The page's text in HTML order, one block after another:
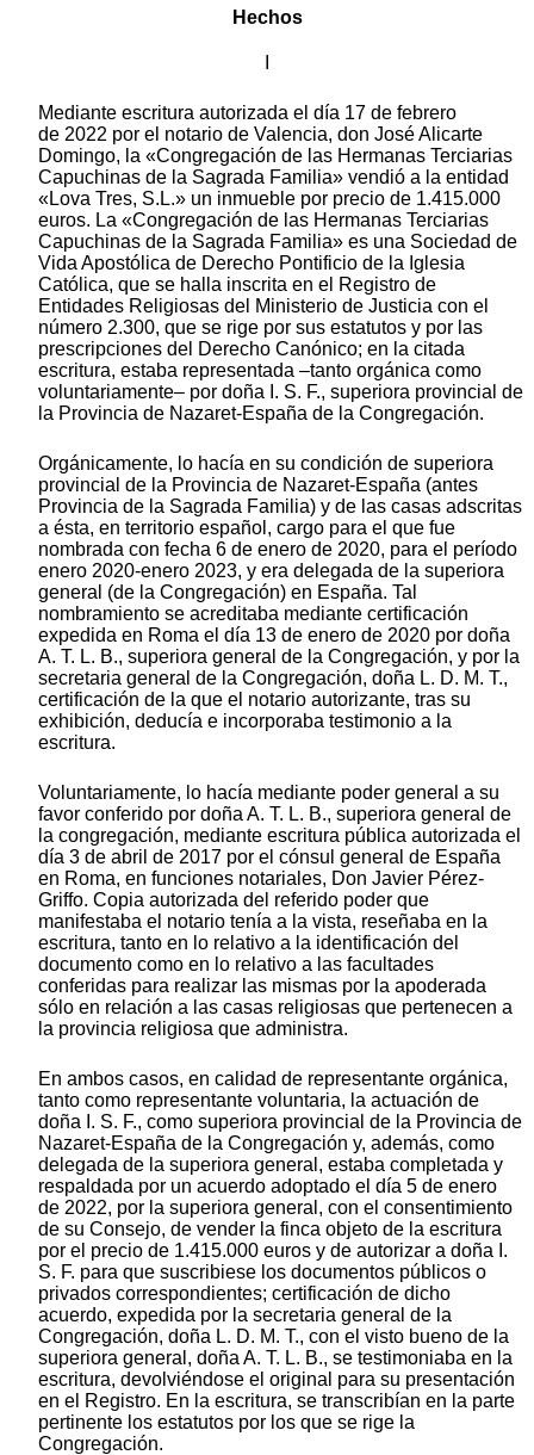
Hechos
Mediante escritura autorizada el día 17 de febrero
de 2022 por el notario de Valencia, don José Alicarte
Domingo, la «Congregación de las Hermanas Terciarias
Capuchinas de la Sagrada Familia» vendió a la entidad
«Lova Tres, S.L.» un inmueble por precio de 1.415.000
euros. La «Congregación de las Hermanas Terciarias
Capuchinas de la Sagrada Familia» es una Sociedad de
Vida Apostólica de Derecho Pontificio de la Iglesia
Católica, que se halla inscrita en el Registro de
Entidades Religiosas del Ministerio de Justicia con el
número 2.300, que se rige por sus estatutos y por las
prescripciones del Derecho Canónico; en la citada
escritura, estaba representada –tanto orgánica como
voluntariamente– por doña I. S. F., superiora provincial de
la Provincia de Nazaret-España de la Congregación.
Orgánicamente, lo hacía en su condición de superiora
provincial de la Provincia de Nazaret-España (antes
Provincia de la Sagrada Familia) y de las casas adscritas
a ésta, en territorio español, cargo para el que fue
nombrada con fecha 6 de enero de 2020, para el período
enero 2020-enero 2023, y era delegada de la superiora
general (de la Congregación) en España. Tal
nombramiento se acreditaba mediante certificación
expedida en Roma el día 13 de enero de 2020 por doña
A. T. L. B., superiora general de la Congregación, y por la
secretaria general de la Congregación, doña L. D. M. T.,
certificación de la que el notario autorizante, tras su
exhibición, deducía e incorporaba testimonio a la
escritura.
Voluntariamente, lo hacía mediante poder general a su
favor conferido por doña A. T. L. B., superiora general de
la congregación, mediante escritura pública autorizada el
día 3 de abril de 2017 por el cónsul general de España
en Roma, en funciones notariales, Don Javier Pérez-
Griffo. Copia autorizada del referido poder que
manifestaba el notario tenía a la vista, reseñaba en la
escritura, tanto en lo relativo a la identificación del
documento como en lo relativo a las facultades
conferidas para realizar las mismas por la apoderada
sólo en relación a las casas religiosas que pertenecen a
la provincia religiosa que administra.
En ambos casos, en calidad de representante orgánica,
tanto como representante voluntaria, la actuación de
doña I. S. F., como superiora provincial de la Provincia de
Nazaret-España de la Congregación y, además, como
delegada de la superiora general, estaba completada y
respaldada por un acuerdo adoptado el día 5 de enero
de 2022, por la superiora general, con el consentimiento
de su Consejo, de vender la finca objeto de la escritura
por el precio de 1.415.000 euros y de autorizar a doña I.
S. F. para que suscribiese los documentos públicos o
privados correspondientes; certificación de dicho
acuerdo, expedida por la secretaria general de la
Congregación, doña L. D. M. T., con el visto bueno de la
superiora general, doña A. T. L. B., se testimoniaba en la
escritura, devolviéndose el original para su presentación
en el Registro. En la escritura, se transcribían en la parte
pertinente los estatutos por los que se rige la
Congregación.